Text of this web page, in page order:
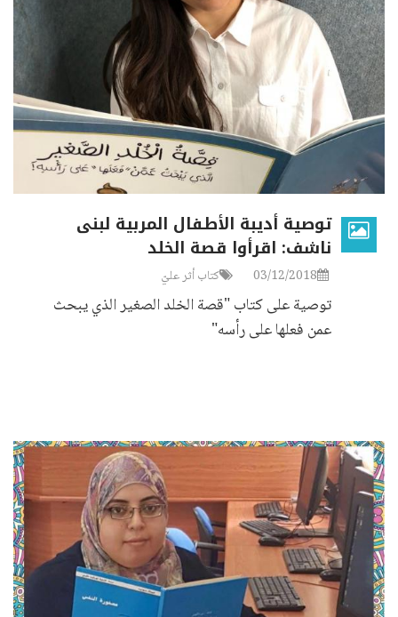
توصية أديبة الأطفال المربية لبنى
ناشف: اقرأوا قصة الخلد
03/12/2018 كتاب أثر عليّ
توصية على كتاب "قصة الخلد الصغير الذي يبحث
عمن فعلها على رأسه"